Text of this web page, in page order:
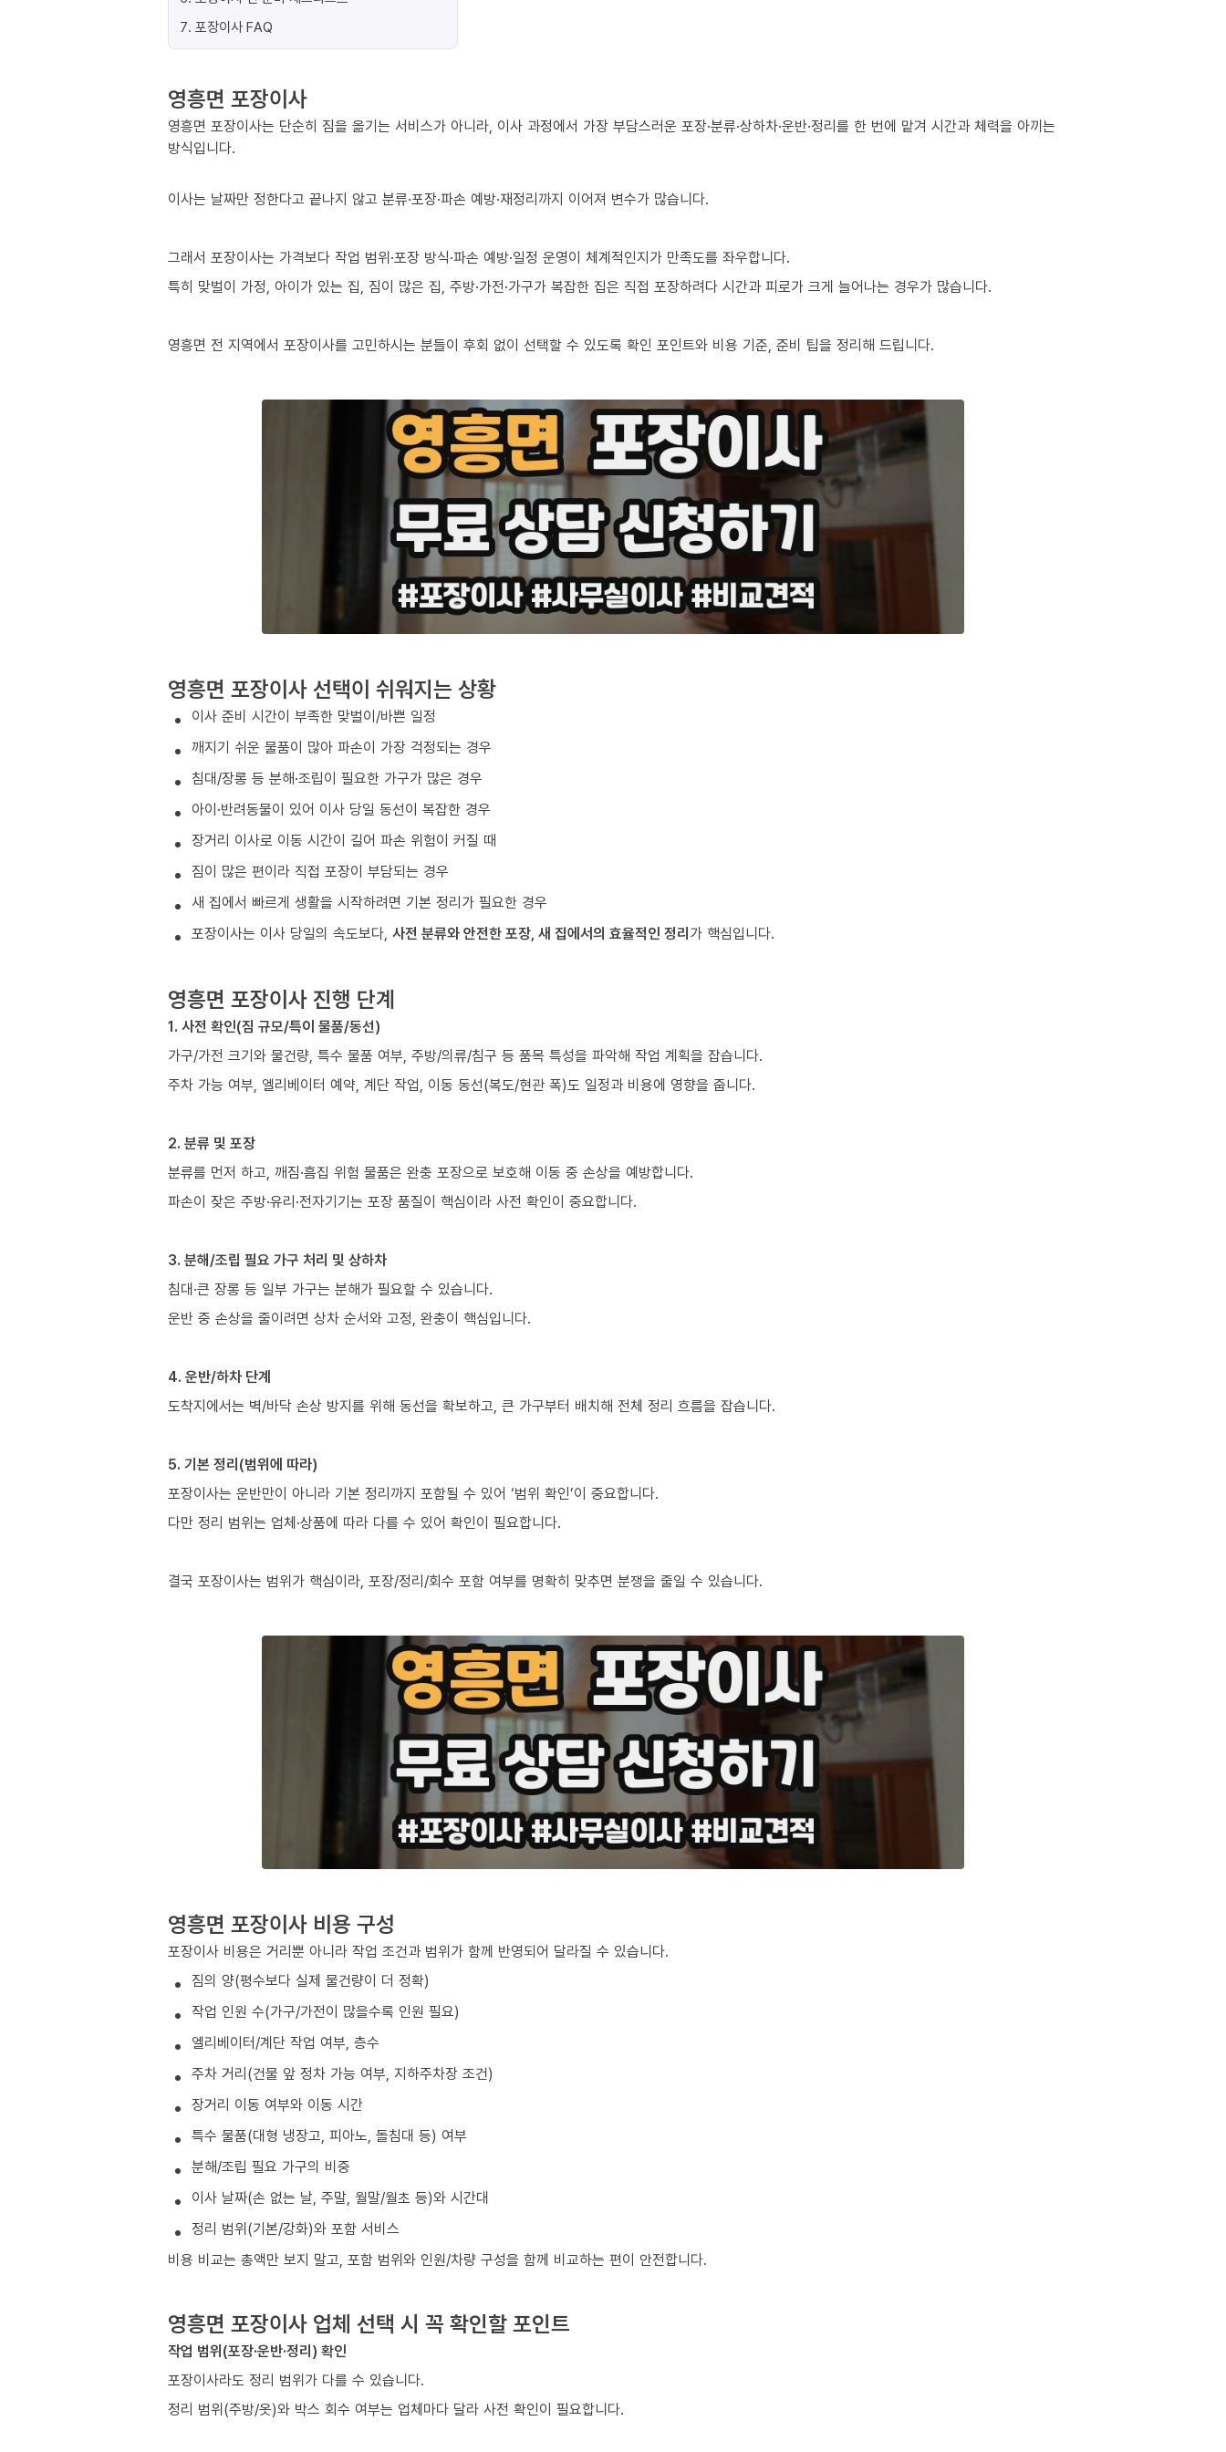
7. 포장이사 FAQ
영흥면 포장이사
영흥면 포장이사는 단순히 짐을 옮기는 서비스가 아니라, 이사 과정에서 가장 부담스러운 포장·분류·상하차·운반·정리를 한 번에 맡겨 시간과 체력을 아끼는
방식입니다.
이사는 날짜만 정한다고 끝나지 않고 분류·포장·파손 예방·재정리까지 이어져 변수가 많습니다.
그래서 포장이사는 가격보다 작업 범위·포장 방식·파손 예방·일정 운영이 체계적인지가 만족도를 좌우합니다.
특히 맞벌이 가정, 아이가 있는 집, 짐이 많은 집, 주방·가전·가구가 복잡한 집은 직접 포장하려다 시간과 피로가 크게 늘어나는 경우가 많습니다.
영흥면 전 지역에서 포장이사를 고민하시는 분들이 후회 없이 선택할 수 있도록 확인 포인트와 비용 기준, 준비 팁을 정리해 드립니다.
영흥면 포장이사 선택이 쉬워지는 상황
이사 준비 시간이 부족한 맞벌이/바쁜 일정
깨지기 쉬운 물품이 많아 파손이 가장 걱정되는 경우
침대/장롱 등 분해·조립이 필요한 가구가 많은 경우
아이·반려동물이 있어 이사 당일 동선이 복잡한 경우
장거리 이사로 이동 시간이 길어 파손 위험이 커질 때
짐이 많은 편이라 직접 포장이 부담되는 경우
새 집에서 빠르게 생활을 시작하려면 기본 정리가 필요한 경우
포장이사는 이사 당일의 속도보다, 사전 분류와 안전한 포장, 새 집에서의 효율적인 정리가 핵심입니다.
영흥면 포장이사 진행 단계
1. 사전 확인(짐 규모/특이 물품/동선)
가구/가전 크기와 물건량, 특수 물품 여부, 주방/의류/침구 등 품목 특성을 파악해 작업 계획을 잡습니다.
주차 가능 여부, 엘리베이터 예약, 계단 작업, 이동 동선(복도/현관 폭)도 일정과 비용에 영향을 줍니다.
2. 분류 및 포장
분류를 먼저 하고, 깨짐·흠집 위험 물품은 완충 포장으로 보호해 이동 중 손상을 예방합니다.
파손이 잦은 주방·유리·전자기기는 포장 품질이 핵심이라 사전 확인이 중요합니다.
3. 분해/조립 필요 가구 처리 및 상하차
침대·큰 장롱 등 일부 가구는 분해가 필요할 수 있습니다.
운반 중 손상을 줄이려면 상차 순서와 고정, 완충이 핵심입니다.
4. 운반/하차 단계
도착지에서는 벽/바닥 손상 방지를 위해 동선을 확보하고, 큰 가구부터 배치해 전체 정리 흐름을 잡습니다.
5. 기본 정리(범위에 따라)
포장이사는 운반만이 아니라 기본 정리까지 포함될 수 있어 ‘범위 확인’이 중요합니다.
다만 정리 범위는 업체·상품에 따라 다를 수 있어 확인이 필요합니다.
결국 포장이사는 범위가 핵심이라, 포장/정리/회수 포함 여부를 명확히 맞추면 분쟁을 줄일 수 있습니다.
영흥면 포장이사 비용 구성
포장이사 비용은 거리뿐 아니라 작업 조건과 범위가 함께 반영되어 달라질 수 있습니다.
짐의 양(평수보다 실제 물건량이 더 정확)
작업 인원 수(가구/가전이 많을수록 인원 필요)
엘리베이터/계단 작업 여부, 층수
주차 거리(건물 앞 정차 가능 여부, 지하주차장 조건)
장거리 이동 여부와 이동 시간
특수 물품(대형 냉장고, 피아노, 돌침대 등) 여부
분해/조립 필요 가구의 비중
이사 날짜(손 없는 날, 주말, 월말/월초 등)와 시간대
정리 범위(기본/강화)와 포함 서비스
비용 비교는 총액만 보지 말고, 포함 범위와 인원/차량 구성을 함께 비교하는 편이 안전합니다.
영흥면 포장이사 업체 선택 시 꼭 확인할 포인트
작업 범위(포장·운반·정리) 확인
포장이사라도 정리 범위가 다를 수 있습니다.
정리 범위(주방/옷)와 박스 회수 여부는 업체마다 달라 사전 확인이 필요합니다.